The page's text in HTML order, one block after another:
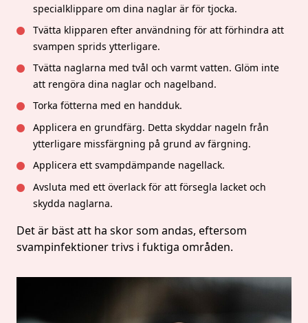
specialklippare om dina naglar är för tjocka.
Tvätta klipparen efter användning för att förhindra att
svampen sprids ytterligare.
Tvätta naglarna med tvål och varmt vatten. Glöm inte
att rengöra dina naglar och nagelband.
Torka fötterna med en handduk.
Applicera en grundfärg. Detta skyddar nageln från
ytterligare missfärgning på grund av färgning.
Applicera ett svampdämpande nagellack.
Avsluta med ett överlack för att försegla lacket och
skydda naglarna.
Det är bäst att ha skor som andas, eftersom
svampinfektioner trivs i fuktiga områden.